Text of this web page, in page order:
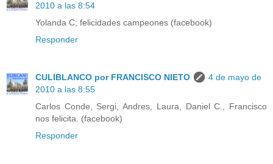
2010 a las 8:54
Yolanda C; felicidades campeones (facebook)
Responder
CULIBLANCO por FRANCISCO NIETO
4 de mayo de
2010 a las 8:55
Carlos Conde, Sergi, Andres, Laura, Daniel C., Francisco
nos felicita. (facebook)
Responder